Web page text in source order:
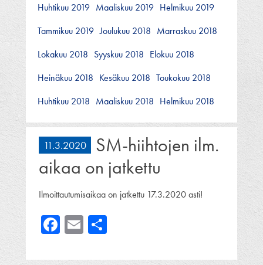
Huhtikuu 2019 Maaliskuu 2019 Helmikuu 2019
Tammikuu 2019 Joulukuu 2018 Marraskuu 2018
Lokakuu 2018 Syyskuu 2018 Elokuu 2018
Heinäkuu 2018 Kesäkuu 2018 Toukokuu 2018
Huhtikuu 2018 Maaliskuu 2018 Helmikuu 2018
11.3.2020
SM-hiihtojen ilm.
aikaa on jatkettu
Ilmoittautumisaikaa on jatkettu 17.3.2020 asti!
Facebook
Email